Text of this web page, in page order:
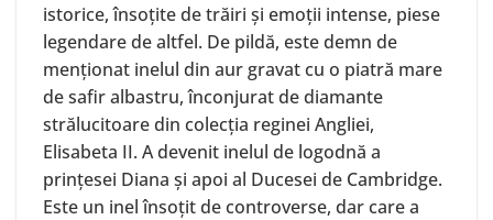
istorice, însoțite de trăiri și emoții intense, piese
legendare de altfel. De pildă, este demn de
menționat inelul din aur gravat cu o piatră mare
de safir albastru, înconjurat de diamante
strălucitoare din colecția reginei Angliei,
Elisabeta II. A devenit inelul de logodnă a
prințesei Diana și apoi al Ducesei de Cambridge.
Este un inel însoțit de controverse, dar care a